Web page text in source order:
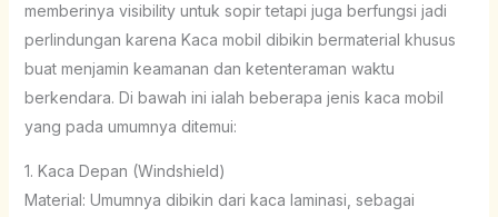
memberinya visibility untuk sopir tetapi juga berfungsi jadi
perlindungan karena Kaca mobil dibikin bermaterial khusus
buat menjamin keamanan dan ketenteraman waktu
berkendara. Di bawah ini ialah beberapa jenis kaca mobil
yang pada umumnya ditemui:
1. Kaca Depan (Windshield)
Material: Umumnya dibikin dari kaca laminasi, sebagai